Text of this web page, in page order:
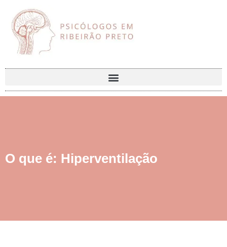
O que é: Hiperventilação